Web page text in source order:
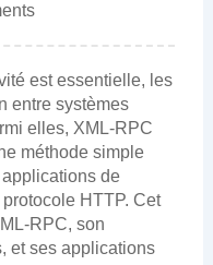
est essentielle, les
entre systèmes
elles, XML-RPC
méthode simple
de
HTTP. Cet
RPC, son
et ses applications